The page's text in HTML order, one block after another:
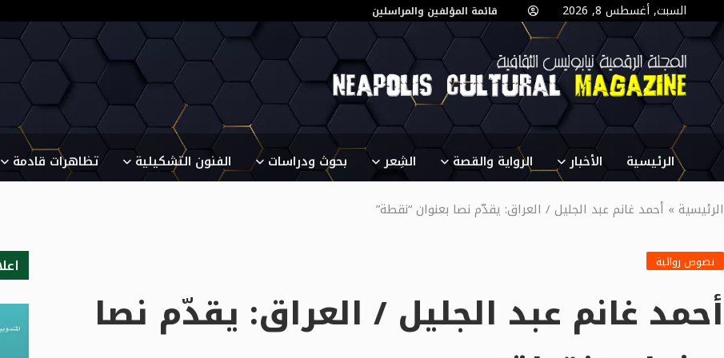
السبت, أغسطس 8, 2026 قائمة المؤلفين والمراسلين
الرئيسية الأخبار الرواية والقصة الشِعر بحوث ودراسات الفنون التشكيلية تظاهرات قادمة
الرئيسية» أحمد غانم عبد الجليل / العراق: يقدّم نصا بعنوان “نقطة”
نصوص روائية
أحمد غانم عبد الجليل / العراق: يقدّم نصا